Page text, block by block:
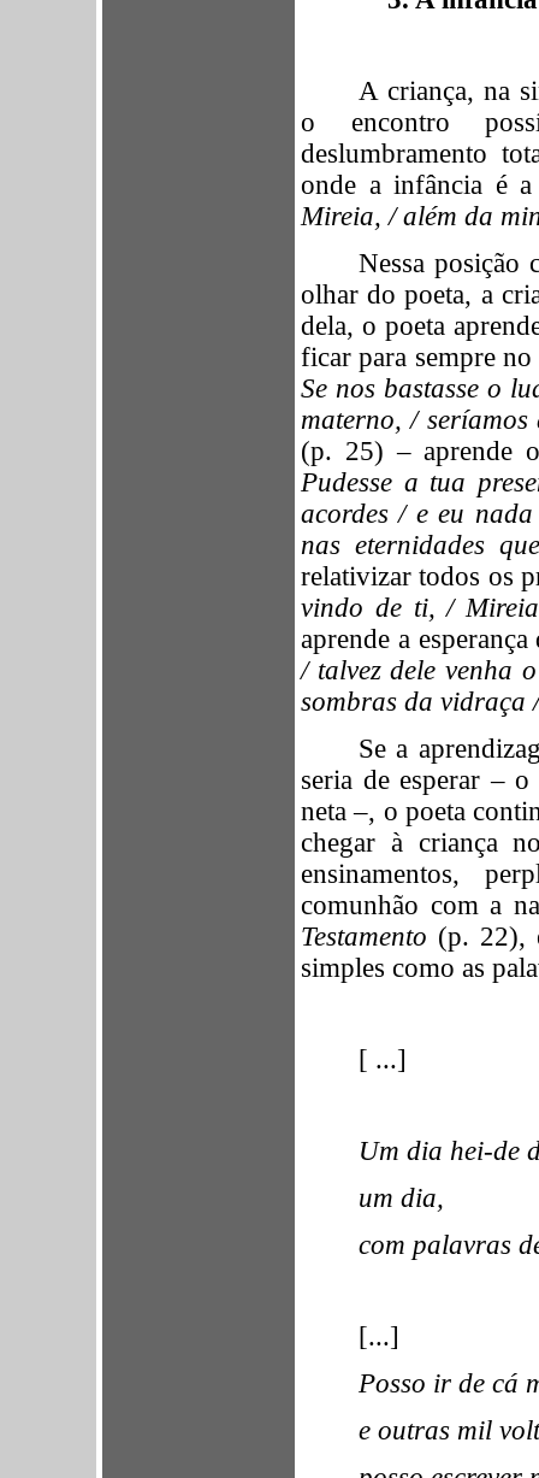
A criança, na
o encontro
deslumbramento
onde a infância é
Mireia, / além da
Nessa posição
olhar do poeta, a
dela, o poeta
ficar para sempre
Se nos bastasse o
materno, /
(p. 25) – aprende
Pudesse a tua
acordes / e eu
nas eternidades
relativizar todos os
vindo de ti, /
aprende a
/ talvez dele venha
sombras da vidraça
Se a
seria de esperar –
neta –, o poeta
chegar à criança
ensinamentos,
comunhão com a
Testamento (p. 22),
simples como as
[ ...]
Um dia hei-de
um dia,
com palavras
[...]
Posso ir de cá
e outras mil